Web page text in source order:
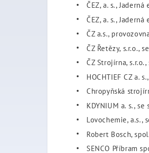
ČEZ, a. s.,
ČEZ, a. s.,
ČZ a.s.,
ČZ Řetězy, s.r.o.,
ČZ Strojírna,
HOCHTIEF CZ a.
Chropyňská
KDYNIUM a. s.,
Lovochemie, a.s.,
Robert Bosch,
SENCO Příbram